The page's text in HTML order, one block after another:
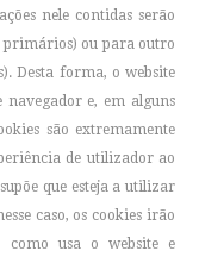
nele contidas serão
primários) ou para outro
Desta forma, o website
navegador e, em alguns
são extremamente
de utilizador ao
que esteja a utilizar
caso, os cookies irão
como usa o website e